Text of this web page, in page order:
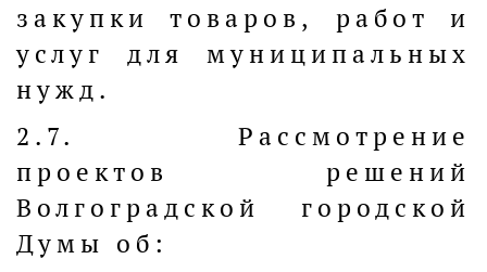
закупки товаров, работ и
услуг для муниципальных
нужд.
2.7. Рассмотрение
проектов решений
Волгоградской городской
Думы об: